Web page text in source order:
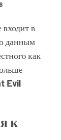
входит в
данным
как
Evil